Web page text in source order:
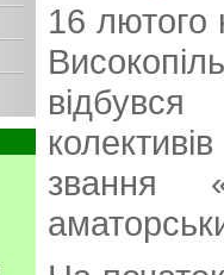
16 лютого
відбувся
звання